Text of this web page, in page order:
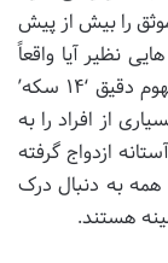
را بیش از پیش
نظیر آیا واقعاً
قانون جدیدی برای مهریه تصویب شده؟ یا مفهوم دقیق ‘۱۴ سکه’
ذهن بسیاری از افراد را به
ازدواج گرفته
همه به دنبال درک
هستند.